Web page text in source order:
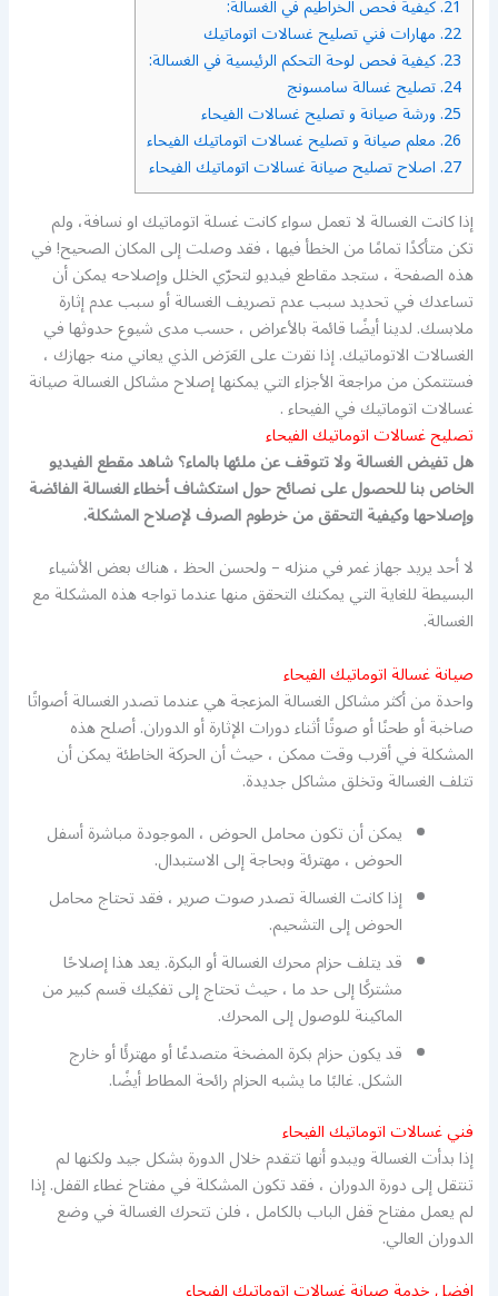
21. كيفية فحص الخراطيم في الغسالة:
22. مهارات فني تصليح غسالات اتوماتيك
23. كيفية فحص لوحة التحكم الرئيسية في الغسالة:
24. تصليح غسالة سامسونج
25. ورشة صيانة و تصليح غسالات الفيحاء
26. معلم صيانة و تصليح غسالات اتوماتيك الفيحاء
27. اصلاح تصليح صيانة غسالات اتوماتيك الفيحاء
إذا كانت الغسالة لا تعمل سواء كانت غسلة اتوماتيك او نسافة، ولم
تكن متأكدًا تمامًا من الخطأ فيها ، فقد وصلت إلى المكان الصحيح! في
هذه الصفحة ، ستجد مقاطع فيديو لتحرّي الخلل وإصلاحه يمكن أن
تساعدك في تحديد سبب عدم تصريف الغسالة أو سبب عدم إثارة
ملابسك. لدينا أيضًا قائمة بالأعراض ، حسب مدى شيوع حدوثها في
الغسالات الاتوماتيك. إذا نقرت على العَرَض الذي يعاني منه جهازك ،
فستتمكن من مراجعة الأجزاء التي يمكنها إصلاح مشاكل الغسالة صيانة
غسالات اتوماتيك في الفيحاء .
تصليح غسالات اتوماتيك الفيحاء
هل تفيض الغسالة ولا تتوقف عن ملئها بالماء؟ شاهد مقطع الفيديو
الخاص بنا للحصول على نصائح حول استكشاف أخطاء الغسالة الفائضة
وإصلاحها وكيفية التحقق من خرطوم الصرف لإصلاح المشكلة.
لا أحد يريد جهاز غمر في منزله – ولحسن الحظ ، هناك بعض الأشياء
البسيطة للغاية التي يمكنك التحقق منها عندما تواجه هذه المشكلة مع
الغسالة.
صيانة غسالة اتوماتيك الفيحاء
واحدة من أكثر مشاكل الغسالة المزعجة هي عندما تصدر الغسالة أصواتًا
صاخبة أو طحنًا أو صوتًا أثناء دورات الإثارة أو الدوران. أصلح هذه
المشكلة في أقرب وقت ممكن ، حيث أن الحركة الخاطئة يمكن أن
تتلف الغسالة وتخلق مشاكل جديدة.
يمكن أن تكون محامل الحوض ، الموجودة مباشرة أسفل
الحوض ، مهترئة وبحاجة إلى الاستبدال.
إذا كانت الغسالة تصدر صوت صرير ، فقد تحتاج محامل
الحوض إلى التشحيم.
قد يتلف حزام محرك الغسالة أو البكرة. يعد هذا إصلاحًا
مشتركًا إلى حد ما ، حيث تحتاج إلى تفكيك قسم كبير من
الماكينة للوصول إلى المحرك.
قد يكون حزام بكرة المضخة متصدعًا أو مهترئًا أو خارج
الشكل. غالبًا ما يشبه الحزام رائحة المطاط أيضًا.
فني غسالات اتوماتيك الفيحاء
إذا بدأت الغسالة ويبدو أنها تتقدم خلال الدورة بشكل جيد ولكنها لم
تنتقل إلى دورة الدوران ، فقد تكون المشكلة في مفتاح غطاء القفل. إذا
لم يعمل مفتاح قفل الباب بالكامل ، فلن تتحرك الغسالة في وضع
الدوران العالي.